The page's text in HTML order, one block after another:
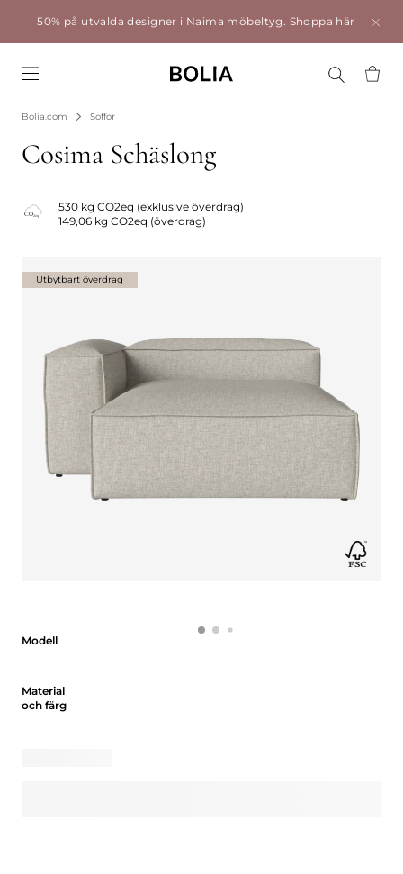
50% på utvalda designer i Naima möbeltyg. Shoppa här
Bolia.com Soffor
Cosima Schäslong
530 kg CO2eq (exklusive överdrag)
149,06 kg CO2eq (överdrag)
Modell
Material
och färg
Utbytbart överdrag